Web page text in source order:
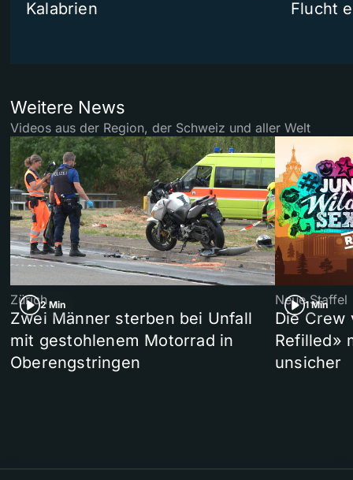
Kalabrien
Flucht
Weitere News
Videos aus der Region, der Schweiz und aller Welt
2 Min
Zürich
Zwei Männer sterben bei Unfall
mit gestohlenem Motorrad in
Oberengstringen
1 Min
Neue Staffel
Die Crew
Refilled»
unsicher